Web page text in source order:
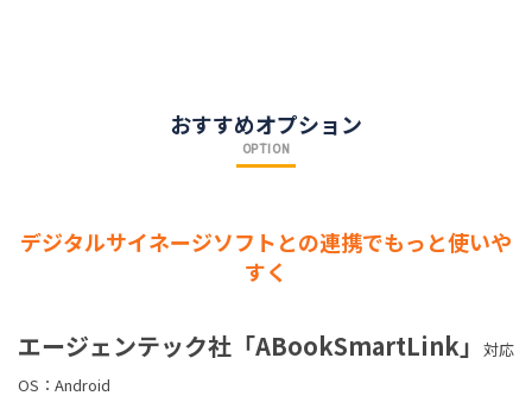
おすすめオプション
OPTION
デジタルサイネージソフトとの連携でもっと使いや
すく
エージェンテック社「ABookSmartLink」
対応
OS：Android